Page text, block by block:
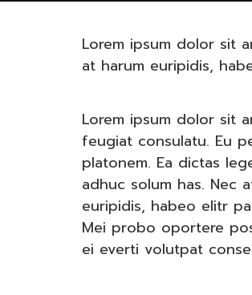
Lorem ipsum dolor sit
at harum euripidis,
Lorem ipsum dolor sit
feugiat consulatu. Eu
platonem. Ea dictas
adhuc solum has. Nec
euripidis, habeo elitr
Mei probo oportere
ei everti volutpat